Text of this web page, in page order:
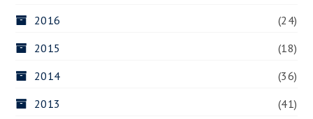
2016
(24)
2015
(18)
2014
(36)
2013
(41)